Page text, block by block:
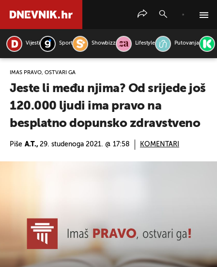
Vijesti Sport Showbizz Lifestyle Putovanja
IMAŠ PRAVO, OSTVARI GA
Jeste li među njima? Od srijede još
120.000 ljudi ima pravo na
besplatno dopunsko zdravstveno
Piše A.T., 29. studenoga 2021. @ 17:58 KOMENTARI
PRETRAŽITE VIJESTI